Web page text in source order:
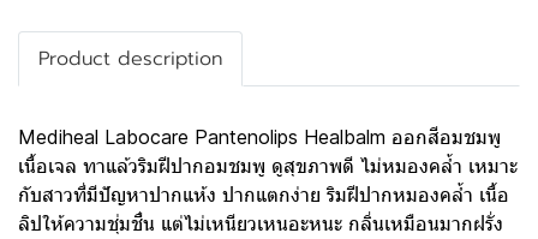
Product description
Mediheal Labocare Pantenolips Healbalm ออกสีอมชมพู
เนื้อเจล ทาแล้วริมฝีปากอมชมพู ดูสุขภาพดี ไม่หมองคล้ำ เหมาะ
กับสาวที่มีปัญหาปากแห้ง ปากแตกง่าย ริมฝีปากหมองคล้ำ เนื้อ
ลิปให้ความชุ่มชื่น แต่ไม่เหนียวเหนอะหนะ กลิ่นเหมือนมากฝรั่ง